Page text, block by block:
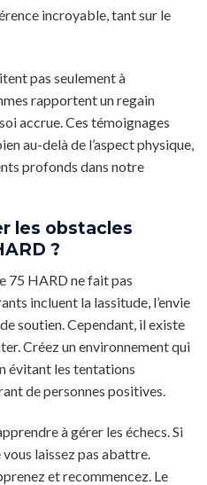
incroyable, tant sur le
pas seulement à
rapportent un regain
accrue. Ces témoignages
au-delà de l’aspect physique,
profonds dans notre
les obstacles
?
75 HARD ne fait pas
incluent la lassitude, l’envie
soutien. Cependant, il existe
Créez un environnement qui
évitant les tentations
de personnes positives.
à gérer les échecs. Si
laissez pas abattre.
et recommencez. Le